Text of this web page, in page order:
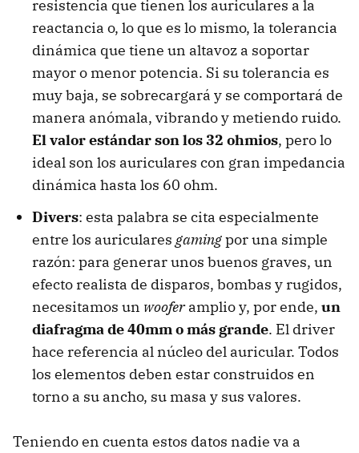
resistencia que tienen los auriculares a la
reactancia o, lo que es lo mismo, la tolerancia
dinámica que tiene un altavoz a soportar
mayor o menor potencia. Si su tolerancia es
muy baja, se sobrecargará y se comportará de
manera anómala, vibrando y metiendo ruido.
El valor estándar son los 32 ohmios, pero lo
ideal son los auriculares con gran impedancia
dinámica hasta los 60 ohm.
Divers: esta palabra se cita especialmente
entre los auriculares gamingpor una simple
razón: para generar unos buenos graves, un
efecto realista de disparos, bombas y rugidos,
necesitamos un wooferamplio y, por ende, un
diafragma de 40mm o más grande. El driver
hace referencia al núcleo del auricular. Todos
los elementos deben estar construidos en
torno a su ancho, su masa y sus valores.
Teniendo en cuenta estos datos nadie va a